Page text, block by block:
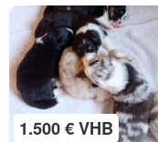
1.500 € VHB